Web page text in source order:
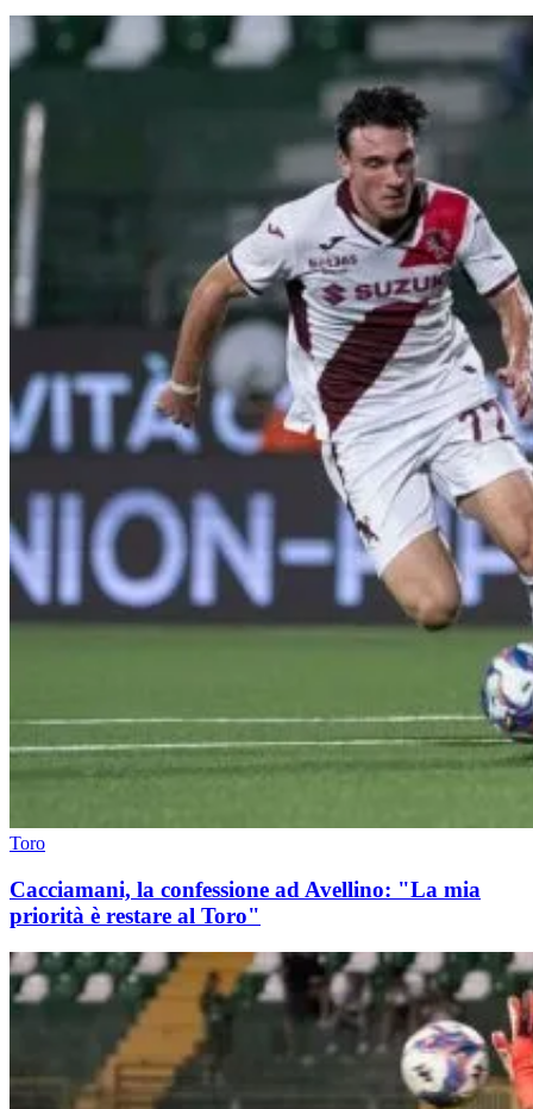
Toro
Cacciamani, la confessione ad Avellino: "La mia
priorità è restare al Toro"